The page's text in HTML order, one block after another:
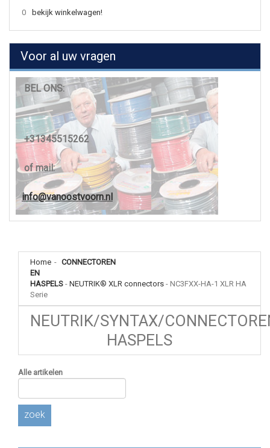
0 bekijk winkelwagen!
Voor al uw vragen
BEL ONS:
+31345515262
of mail:
info@vanoostvoorn.nl
Home - CONNECTOREN
EN
HASPELS - NEUTRIK® XLR connectors - NC3FXX-HA-1 XLR HA
Serie
NEUTRIK/SYNTAX/
HASPELS
Alle artikelen
zoek